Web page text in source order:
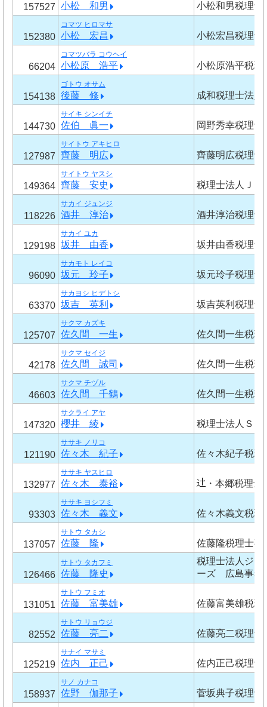
157527 小松 和男 小松和男税理士
152380
コマツ ヒロマサ
小松 宏昌 小松宏昌税理士
66204
コマツバラ コウヘイ
小松原 浩平 小松原浩平税理
154138
ゴトウ オサム
後藤 修 成和税理士法
144730
サイキ シンイチ
佐伯 眞一 岡野秀幸税理士
127987
サイトウ アキヒロ
齊藤 明広 齊藤明広税理士
149364
サイトウ ヤスシ
齊藤 安史 税理士法人Ｊ・
118226
サカイ ジュンジ
酒井 淳治 酒井淳治税理士
129198
サカイ ユカ
坂井 由香 坂井由香税理士
96090
サカモト レイコ
坂元 玲子 坂元玲子税理士
63370
サカヨシ ヒデトシ
坂吉 英利 坂吉英利税理士
125707
サクマ カズキ
佐久間 一生 佐久間一生税理
42178
サクマ セイジ
佐久間 誠司 佐久間一生税理
46603
サクマ チヅル
佐久間 千鶴 佐久間一生税理
147320
サクライ アヤ
櫻井 綾 税理士法人ＳＯ
121190
ササキ ノリコ
佐々木 紀子 佐々木紀子税理
132977
ササキ ヤスヒロ
佐々木 泰裕 ・本郷税理
93303
ササキ ヨシフミ
佐々木 義文 佐々木義文税理
137057
サトウ タカシ
佐藤 隆 佐藤隆税理士事
126466
サトウ タカフミ
佐藤 隆史
税理士法人ジャ
ーズ 広島事務
131051
サトウ フミオ
佐藤 富美雄 佐藤富美雄税理
82552
サトウ リョウジ
佐藤 亮二 佐藤亮二税理士
125219
サナイ マサミ
佐内 正己 佐内正己税理士
158937
サノ カナコ
佐野 伽那子 菅坂典子税理士